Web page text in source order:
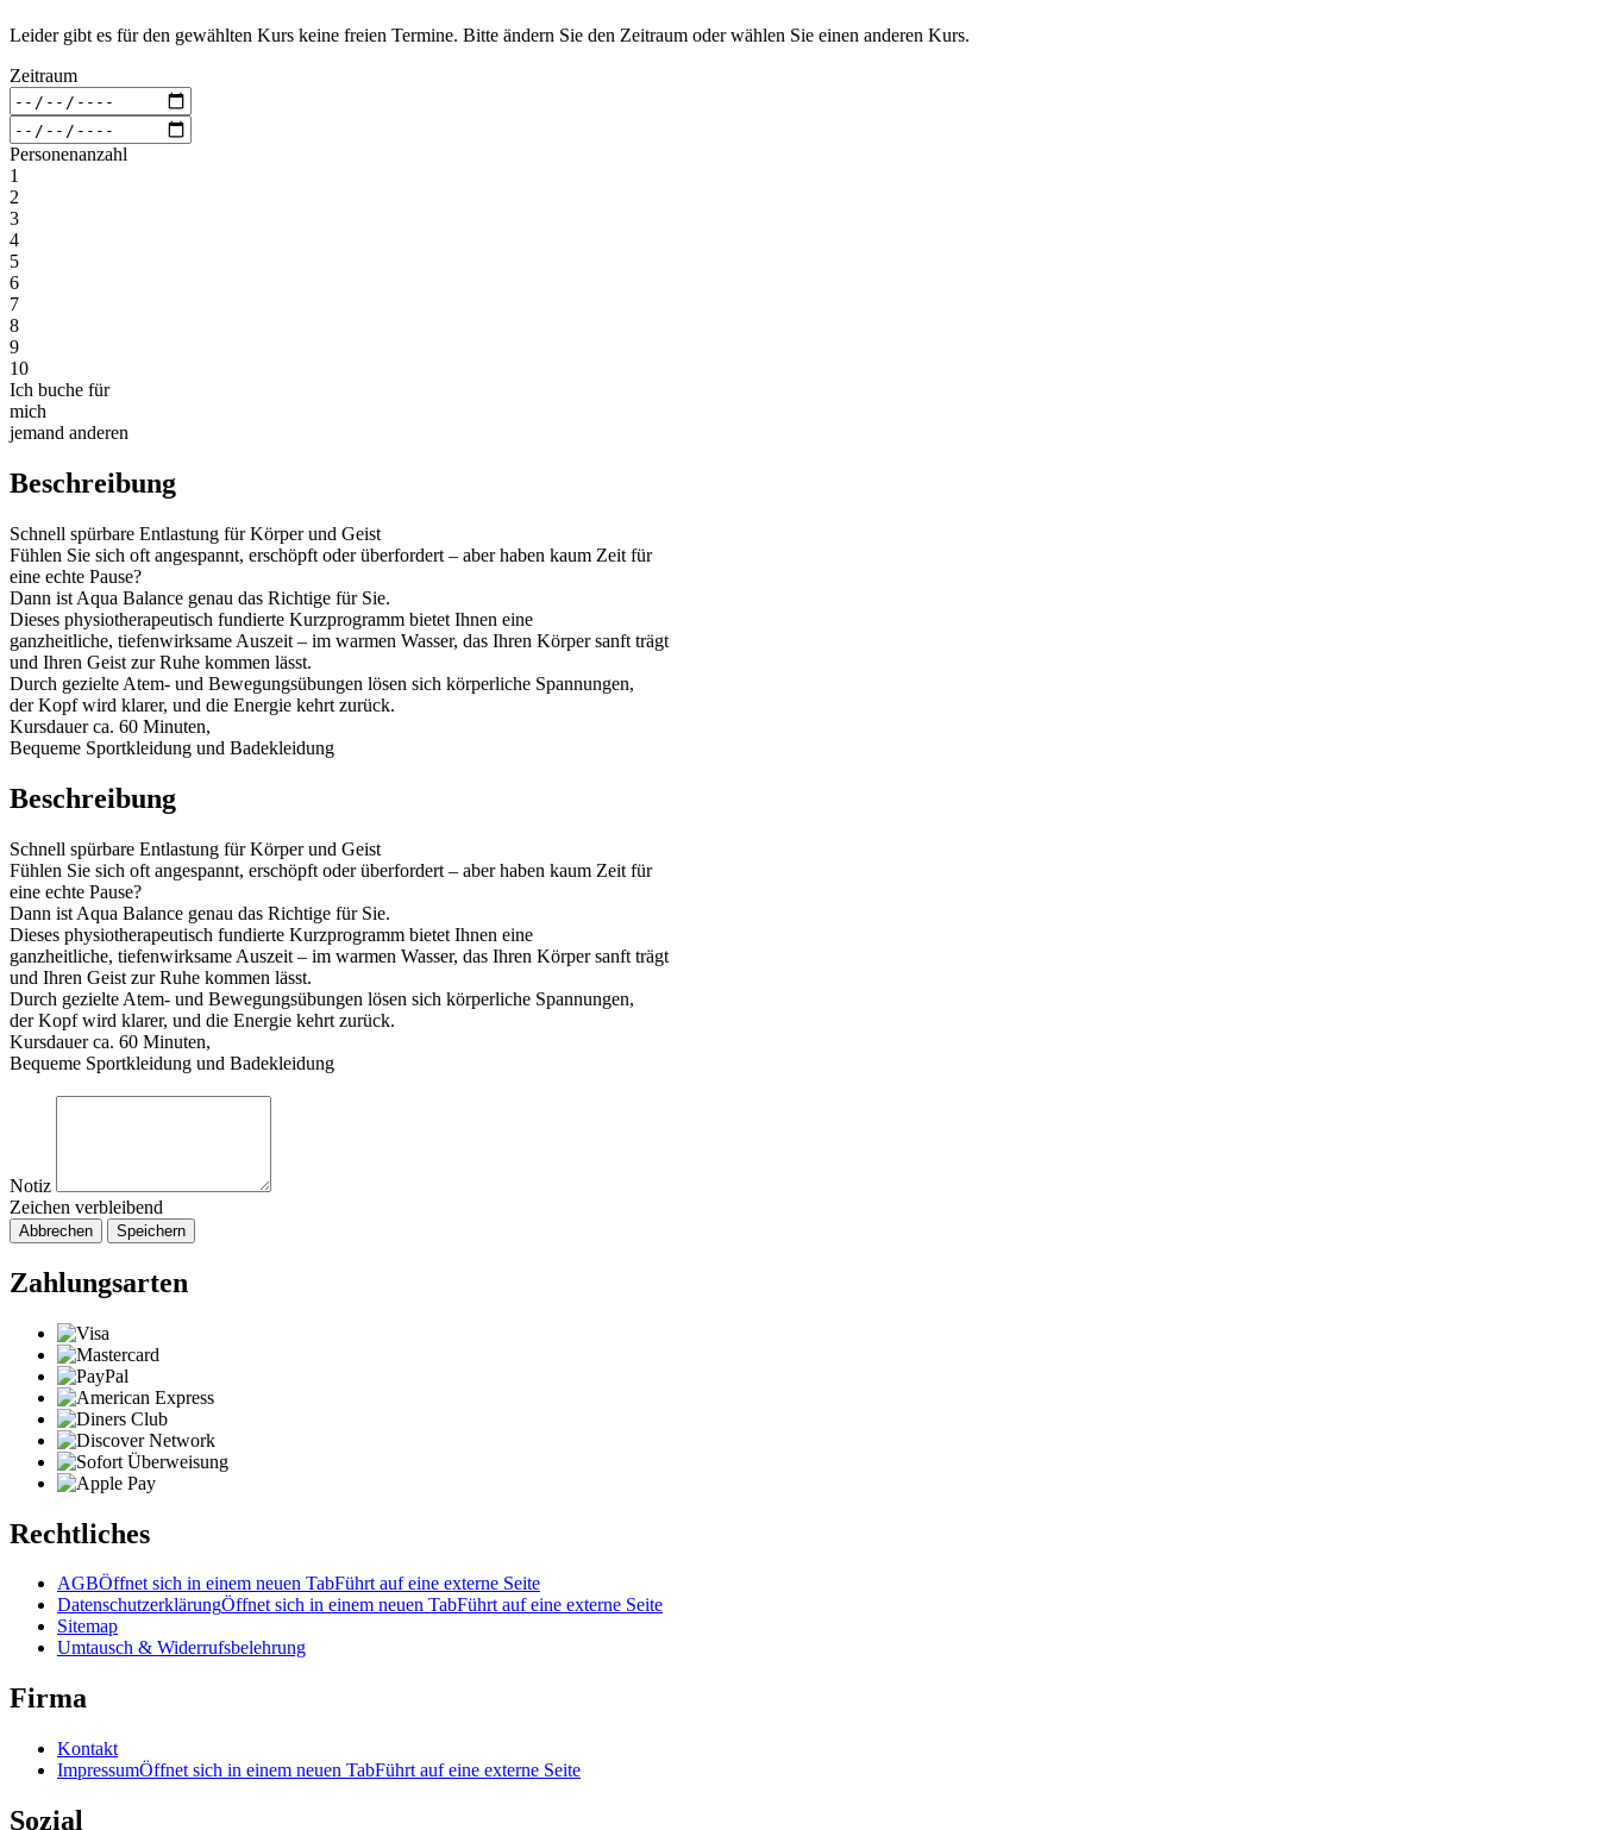
Leider gibt es für den gewählten Kurs keine freien Termine. Bitte ändern Sie den Zeitraum oder wählen Sie einen anderen Kurs.
Zeitraum
Personenanzahl
1
2
3
4
5
6
7
8
9
10
Ich buche für
mich
jemand anderen
Beschreibung
Schnell spürbare Entlastung für Körper und Geist
Fühlen Sie sich oft angespannt, erschöpft oder überfordert – aber haben kaum Zeit für
eine echte Pause?
Dann ist Aqua Balance genau das Richtige für Sie.
Dieses physiotherapeutisch fundierte Kurzprogramm bietet Ihnen eine
ganzheitliche, tiefenwirksame Auszeit – im warmen Wasser, das Ihren Körper sanft trägt
und Ihren Geist zur Ruhe kommen lässt.
Durch gezielte Atem- und Bewegungsübungen lösen sich körperliche Spannungen,
der Kopf wird klarer, und die Energie kehrt zurück.
Kursdauer ca. 60 Minuten,
Bequeme Sportkleidung und Badekleidung
Beschreibung
Schnell spürbare Entlastung für Körper und Geist
Fühlen Sie sich oft angespannt, erschöpft oder überfordert – aber haben kaum Zeit für
eine echte Pause?
Dann ist Aqua Balance genau das Richtige für Sie.
Dieses physiotherapeutisch fundierte Kurzprogramm bietet Ihnen eine
ganzheitliche, tiefenwirksame Auszeit – im warmen Wasser, das Ihren Körper sanft trägt
und Ihren Geist zur Ruhe kommen lässt.
Durch gezielte Atem- und Bewegungsübungen lösen sich körperliche Spannungen,
der Kopf wird klarer, und die Energie kehrt zurück.
Kursdauer ca. 60 Minuten,
Bequeme Sportkleidung und Badekleidung
Notiz
Zeichen verbleibend
Abbrechen Speichern
Zahlungsarten
Rechtliches
AGBÖffnet sich in einem neuen TabFührt auf eine externe Seite
DatenschutzerklärungÖffnet sich in einem neuen TabFührt auf eine externe Seite
Sitemap
Umtausch & Widerrufsbelehrung
Firma
Kontakt
ImpressumÖffnet sich in einem neuen TabFührt auf eine externe Seite
Sozial